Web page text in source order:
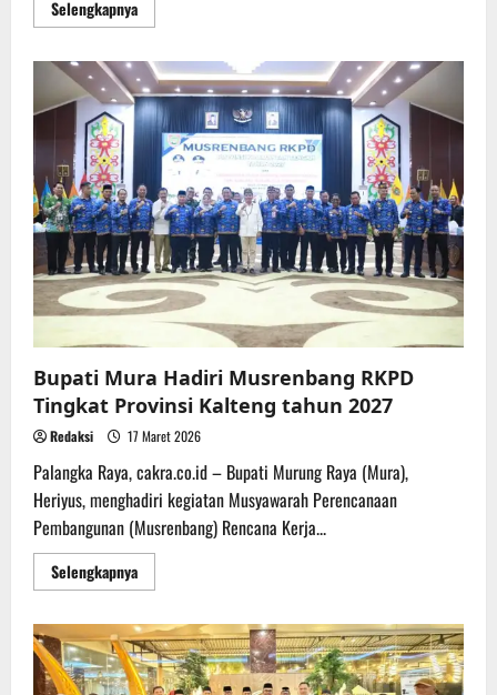
SelengkapnyaRead
more
SAR
Temukan
Remaja
14
Tahun
Tenggelam
Sungai
Bulik
Bupati Mura Hadiri Musrenbang RKPD
Tingkat Provinsi Kalteng tahun 2027
Redaksi 17 Maret 2026
Palangka Raya, cakra.co.id – Bupati Murung Raya (Mura),
Heriyus, menghadiri kegiatan Musyawarah Perencanaan
Pembangunan (Musrenbang) Rencana Kerja...
SelengkapnyaRead
more
Mura
Hadiri
Musrenbang
RKPD